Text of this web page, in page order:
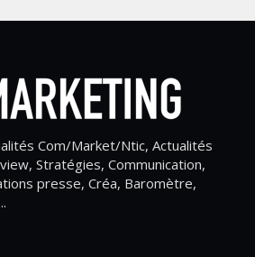
Com/Market/Ntic, Actualités
Stratégies, Communication,
presse, Créa, Baromètre,